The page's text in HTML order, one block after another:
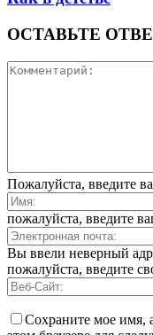
ОСТАВЬТЕ
Пожалуйста, введите
пожалуйста, введите
Вы ввели неверный
пожалуйста, введите
Сохраните мое имя,